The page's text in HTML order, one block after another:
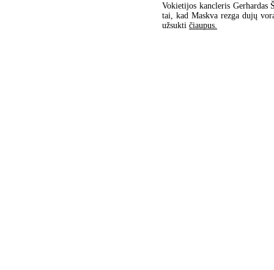
Vokietijos kancleris
tai, kad Maskva rezga dujų
užsukti čiaupus.